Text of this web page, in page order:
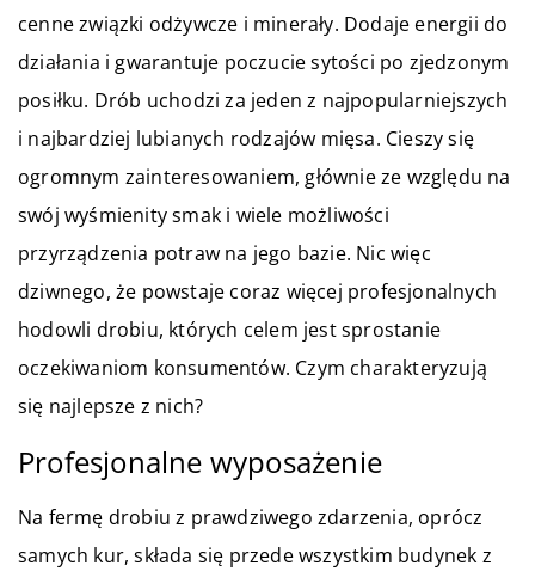
cenne związki odżywcze i minerały. Dodaje energii do
działania i gwarantuje poczucie sytości po zjedzonym
posiłku. Drób uchodzi za jeden z najpopularniejszych
i najbardziej lubianych rodzajów mięsa. Cieszy się
ogromnym zainteresowaniem, głównie ze względu na
swój wyśmienity smak i wiele możliwości
przyrządzenia potraw na jego bazie. Nic więc
dziwnego, że powstaje coraz więcej profesjonalnych
hodowli drobiu, których celem jest sprostanie
oczekiwaniom konsumentów. Czym charakteryzują
się najlepsze z nich?
Profesjonalne wyposażenie
Na fermę drobiu z prawdziwego zdarzenia, oprócz
samych kur, składa się przede wszystkim budynek z